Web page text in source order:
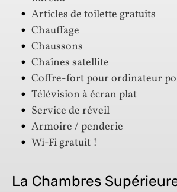
Articles de toilette gratuits
Chauffage
Chaussons
Chaînes satellite
Coffre-fort pour ordinateur
Télévision à écran plat
Service de réveil
Armoire / penderie
Wi-Fi gratuit !
La Chambres